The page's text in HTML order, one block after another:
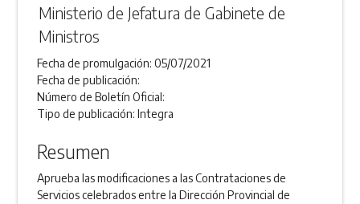
Ministerio de Jefatura de Gabinete de
Ministros
Fecha de promulgación:05/07/2021
Fecha de publicación:
Número de Boletín Oficial:
Tipo de publicación:Integra
Resumen
Aprueba las modificaciones a las Contrataciones de
Servicios celebrados entre la Dirección Provincial de